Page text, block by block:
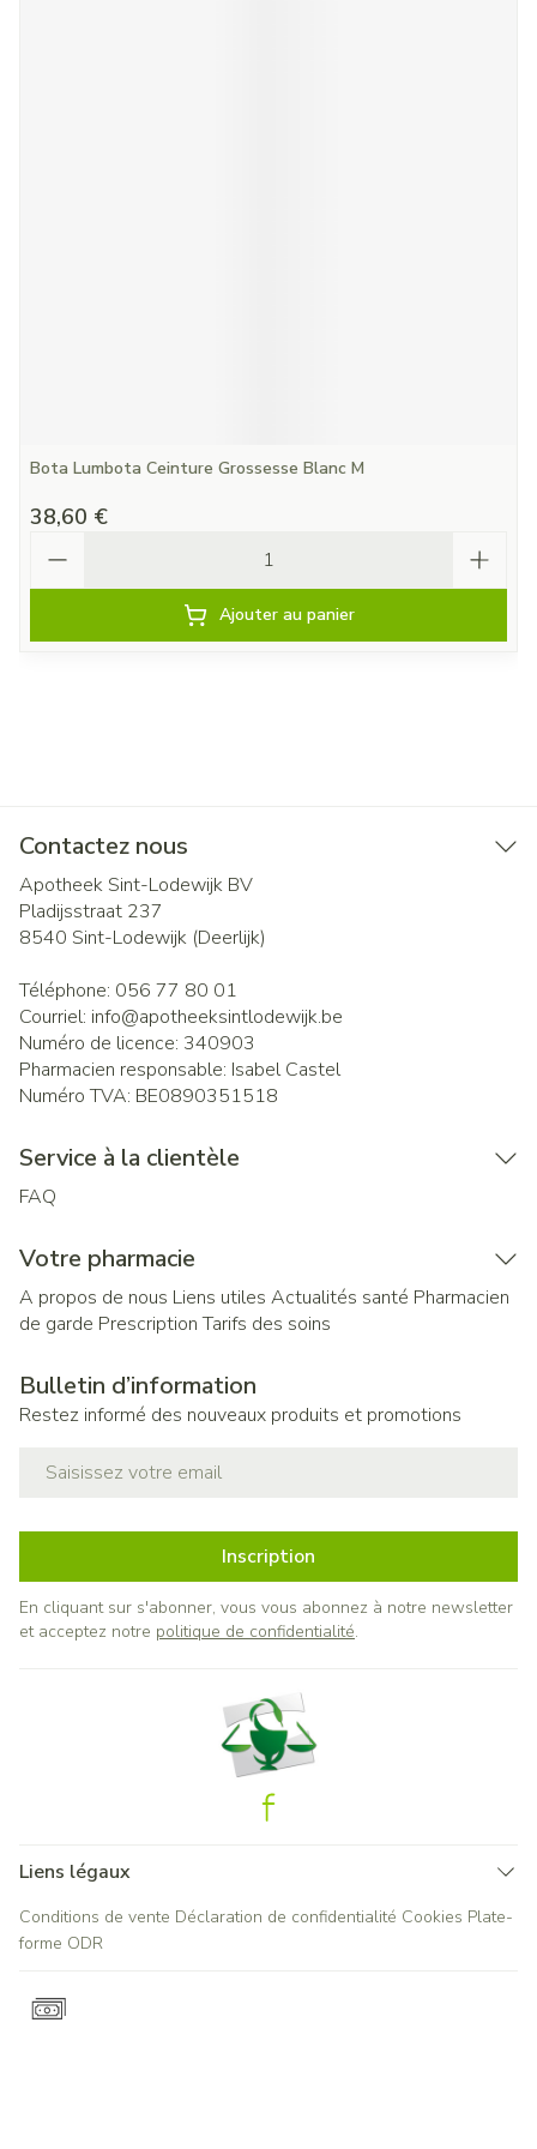
Bota Lumbota Ceinture Grossesse Blanc M
38,60 €
Ajouter au panier
Contactez nous
Apotheek Sint-Lodewijk BV
Pladijsstraat 237
8540 Sint-Lodewijk (Deerlijk)
Téléphone: 056 77 80 01
Courriel: info@apotheeksintlodewijk.be
Numéro de licence: 340903
Pharmacien responsable: Isabel Castel
Numéro TVA: BE0890351518
Service à la clientèle
FAQ
Votre pharmacie
A propos de nous Liens utiles Actualités santé Pharmacien
de garde Prescription Tarifs des soins
Bulletin d’information
Restez informé des nouveaux produits et promotions
Inscription
En cliquant sur s'abonner, vous vous abonnez à notre newsletter
et acceptez notre politique de confidentialité.
Liens légaux
Conditions de vente Déclaration de confidentialité Cookies Plate-
forme ODR